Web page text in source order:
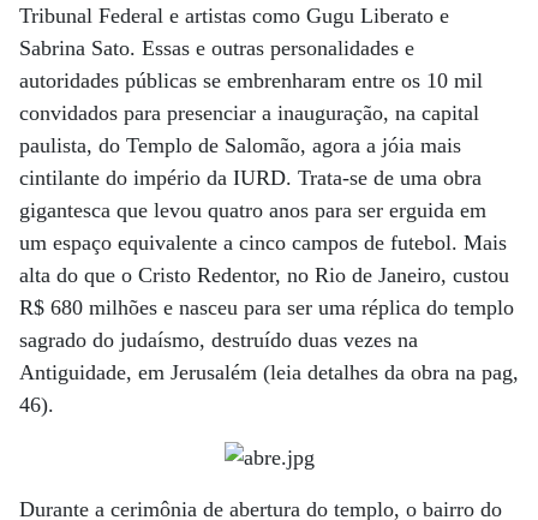
Tribunal Federal e artistas como Gugu Liberato e
Sabrina Sato. Essas e outras personalidades e
autoridades públicas se embrenharam entre os 10 mil
convidados para presenciar a inauguração, na capital
paulista, do Templo de Salomão, agora a jóia mais
cintilante do império da IURD. Trata-se de uma obra
gigantesca que levou quatro anos para ser erguida em
um espaço equivalente a cinco campos de futebol. Mais
alta do que o Cristo Redentor, no Rio de Janeiro, custou
R$ 680 milhões e nasceu para ser uma réplica do templo
sagrado do judaísmo, destruído duas vezes na
Antiguidade, em Jerusalém (leia detalhes da obra na pag,
46).
Durante a cerimônia de abertura do templo, o bairro do